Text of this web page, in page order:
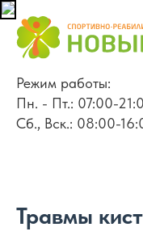
Режим работы:
Пн. - Пт.: 07:00-
Сб., Вск.: 08:00-
Травмы